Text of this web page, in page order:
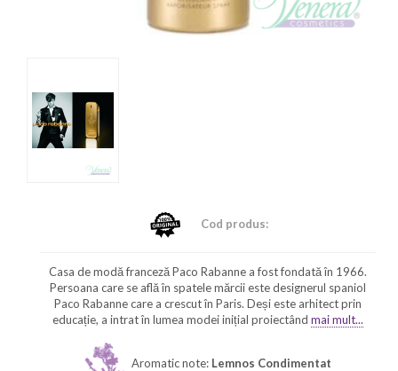
Cod produs:
Casa de modă franceză Paco Rabanne a fost fondată în 1966.
Persoana care se află în spatele mărcii este designerul spaniol
Paco Rabanne care a crescut în Paris. Deși este arhitect prin
educație, a intrat în lumea modei inițial proiectând mai mult...
Aromatic note: Lemnos Condimentat